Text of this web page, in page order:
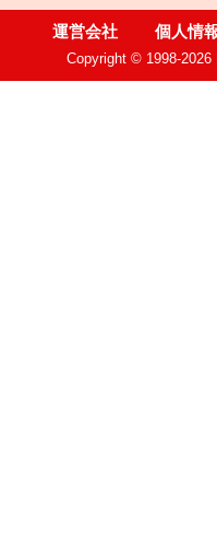
運営会社 個人情
Copyright © 1998-